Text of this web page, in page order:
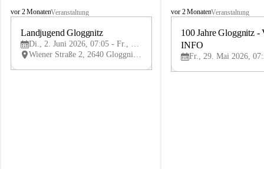
B
V
vor 2 MonatenVeranstaltung
JUN
Landjugend Gloggnitz
Di., 2. Juni 2026, 07:05 - Fr., 5. Juni 2026, 19:05
Wiener Straße 2, 2640 Gloggnitz, AUT
B
vor 2 MonatenVeranstaltung
100 Jahre Gloggnitz -
INFO